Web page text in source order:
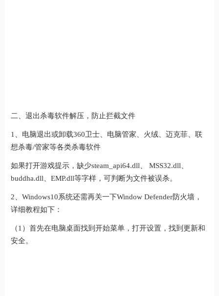
二、退出杀毒软件解压，防止拦截文件
1、电脑退出或卸载360卫士、电脑管家、火绒、迈克菲、联
想杀毒/管家等各类杀毒软件
如果打开游戏提示，缺少steam_api64.dll、 MSS32.dll、
buddha.dll、EMP.dll等字样，可判断为文件被误杀。
2、Windows10系统还需再关一下Window Defender防火墙，
详细教程如下：
（1）首先在电脑桌面找到开始菜单，打开设置，找到更新和
安全。